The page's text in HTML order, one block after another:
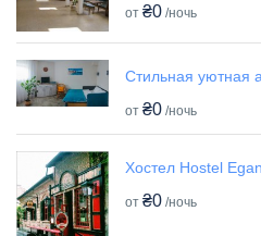
от ₴0 /ночь
Стильная уютная
от ₴0 /ночь
Хостел Hostel Egan
от ₴0 /ночь